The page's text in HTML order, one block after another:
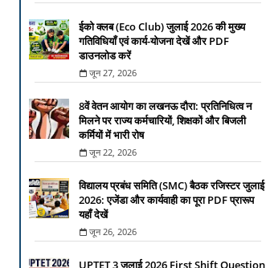
ईको क्लब (Eco Club) जुलाई 2026 की मुख्य
गतिविधियाँ एवं कार्य-योजना देखें और PDF
डाउनलोड करें
जून 27, 2026
8वें वेतन आयोग का लखनऊ दौरा: प्रतिनिधित्व न
मिलने पर राज्य कर्मचारियों, शिक्षकों और बिजली
कर्मियों में भारी रोष
जून 22, 2026
विद्यालय प्रबंध समिति (SMC) बैठक रजिस्टर जुलाई
2026: एजेंडा और कार्यवाही का पूरा PDF प्रारूप
यहाँ देखें
जून 26, 2026
UPTET 3 जुलाई 2026 First Shift Question